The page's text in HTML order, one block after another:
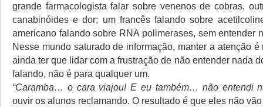
grande farmacologista falar sobre venenos de cobras,
canabinóides e dor; um francês falando sobre
americano falando sobre RNA polimerases, sem entender
Nesse mundo saturado de informação, manter a atenção
ainda ter que lidar com a frustração de não entender nada
falando, não é para qualquer um.
“Caramba… o cara viajou! E eu também… não entendi
ouvir os alunos reclamando. O resultado é que eles não